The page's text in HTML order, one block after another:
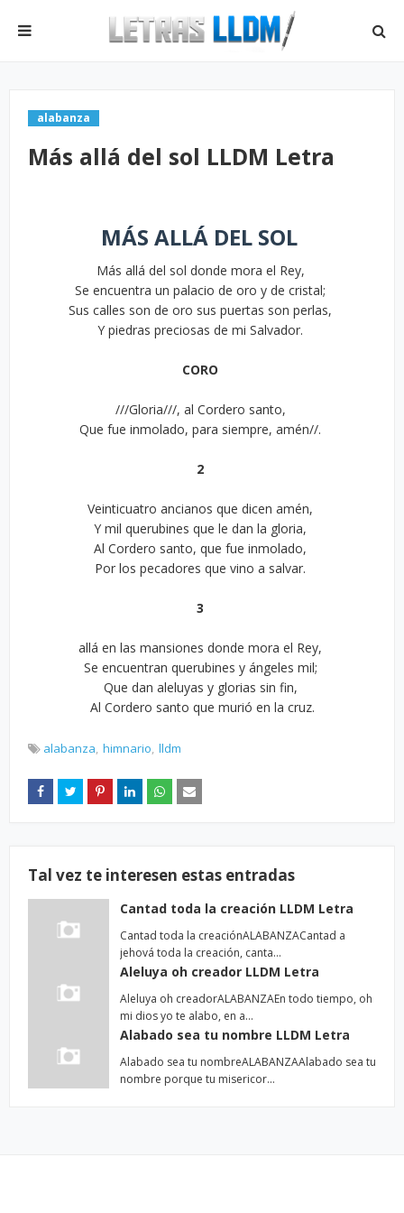
alabanza
Más allá del sol LLDM Letra
MÁS ALLÁ DEL SOL
Más allá del sol donde mora el Rey,
Se encuentra un palacio de oro y de cristal;
Sus calles son de oro sus puertas son perlas,
Y piedras preciosas de mi Salvador.
CORO
///Gloria///, al Cordero santo,
Que fue inmolado, para siempre, amén//.
2
Veinticuatro ancianos que dicen amén,
Y mil querubines que le dan la gloria,
Al Cordero santo, que fue inmolado,
Por los pecadores que vino a salvar.
3
allá en las mansiones donde mora el Rey,
Se encuentran querubines y ángeles mil;
Que dan aleluyas y glorias sin fin,
Al Cordero santo que murió en la cruz.
alabanza himnario lldm
Tal vez te interesen estas entradas
Cantad toda la creación LLDM Letra
Cantad toda la creaciónALABANZACantad a
jehová toda la creación, canta…
Aleluya oh creador LLDM Letra
Aleluya oh creadorALABANZAEn todo tiempo, oh
mi dios yo te alabo, en a…
Alabado sea tu nombre LLDM Letra
Alabado sea tu nombreALABANZAAlabado sea tu
nombre porque tu misericor…